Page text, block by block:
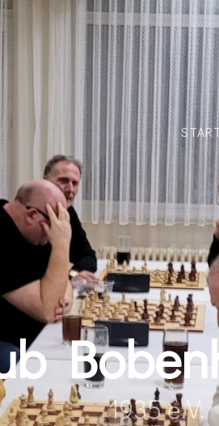
1935 e.V.